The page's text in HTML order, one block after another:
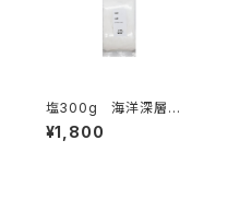
塩300g 海洋深層水
の薪炊き
¥1,800